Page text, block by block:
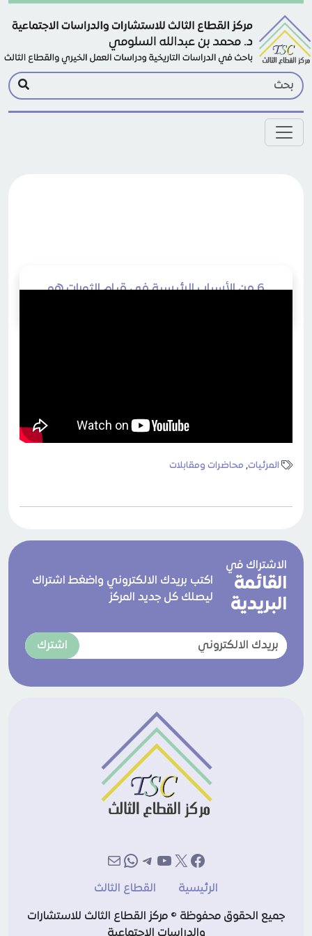
Skip to main content
6 من الأسباب الرئيسية في قيام الثورات هو
المرئيات, محاضرات ومقابلات
الاشتراك في
القائمة
البريدية
اكتب بريدك الالكتروني واضغط اشتراك
ليصلك كل جديد المركز
اشترك
فيسبوك
إكسيوتيوب
تيليجرام
واتساب
بريد
الرئيسية
القطاع الثالث
جميع الحقوق محفوظة © مركز القطاع الثالث للاستشارات